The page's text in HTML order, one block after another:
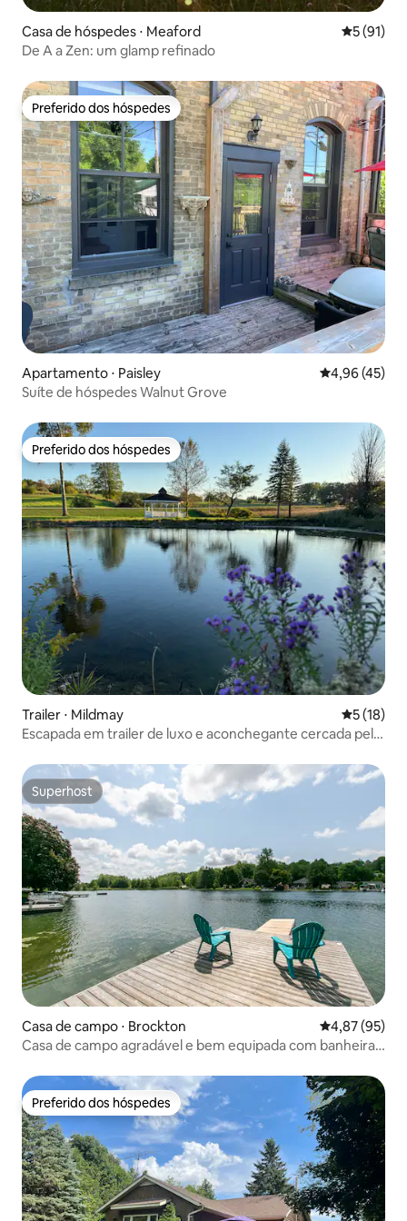
Casa de hóspedes ⋅ Meaford 5 de uma
5 (91)
De A a Zen: um glamp refinado
Preferido dos hóspedes
Preferido dos hóspedes
Apartamento ⋅ Paisley 4,96 de uma
4,96 (45)
Suíte de hóspedes Walnut Grove
Preferido dos hóspedes
Preferido dos hóspedes
Trailer ⋅ Mildmay 5 de uma
5 (18)
Escapada em trailer de luxo e aconchegante cercada pela
Superhost
Superhost
Casa de campo ⋅ Brockton 4,87 de uma
4,87 (95)
Casa de campo agradável e bem equipada com banheira
Preferido dos hóspedes
Preferido dos hóspedes